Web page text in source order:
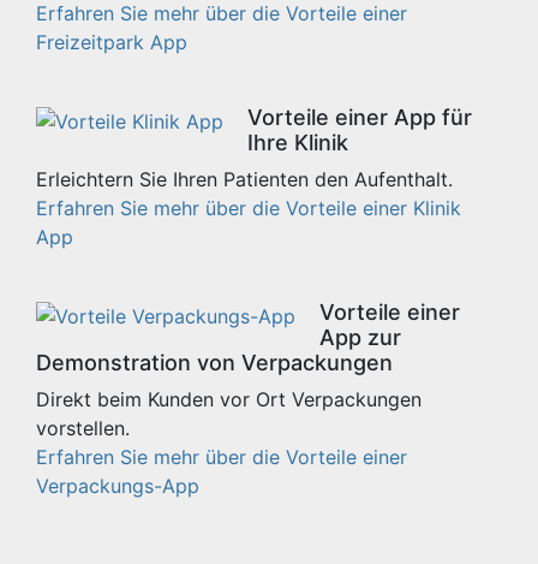
Erfahren Sie mehr über die Vorteile einer
Freizeitpark App
Vorteile einer App für
Ihre Klinik
Erleichtern Sie Ihren Patienten den Aufenthalt.
Erfahren Sie mehr über die Vorteile einer Klinik
App
Vorteile einer
App zur
Demonstration von Verpackungen
Direkt beim Kunden vor Ort Verpackungen
vorstellen.
Erfahren Sie mehr über die Vorteile einer
Verpackungs-App